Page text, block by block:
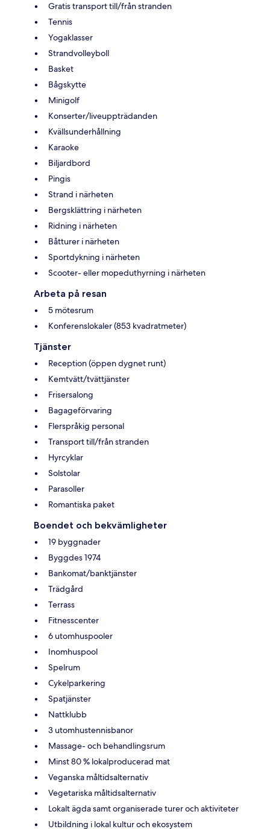
Gratis transport till/från stranden
Tennis
Yogaklasser
Strandvolleyboll
Basket
Bågskytte
Minigolf
Konserter/liveuppträdanden
Kvällsunderhållning
Karaoke
Biljardbord
Pingis
Strand i närheten
Bergsklättring i närheten
Ridning i närheten
Båtturer i närheten
Sportdykning i närheten
Scooter- eller mopeduthyrning i närheten
Arbeta på resan
5 mötesrum
Konferenslokaler (853 kvadratmeter)
Tjänster
Reception (öppen dygnet runt)
Kemtvätt/tvättjänster
Frisersalong
Bagageförvaring
Flerspråkig personal
Transport till/från stranden
Hyrcyklar
Solstolar
Parasoller
Romantiska paket
Boendet och bekvämligheter
19 byggnader
Byggdes 1974
Bankomat/banktjänster
Trädgård
Terrass
Fitnesscenter
6 utomhuspooler
Inomhuspool
Spelrum
Cykelparkering
Spatjänster
Nattklubb
3 utomhustennisbanor
Massage- och behandlingsrum
Minst 80 % lokalproducerad mat
Veganska måltidsalternativ
Vegetariska måltidsalternativ
Lokalt ägda samt organiserade turer och aktiviteter
Utbildning i lokal kultur och ekosystem